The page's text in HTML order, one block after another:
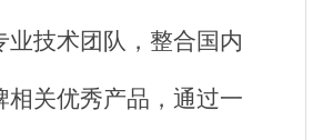
业技术团队，整合国内
相关优秀产品，通过一